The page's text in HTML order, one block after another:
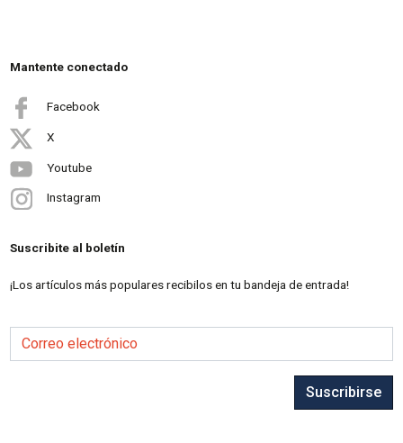
Mantente conectado
Facebook
X
Youtube
Instagram
Suscribite al boletín
¡Los artículos más populares recibilos en tu bandeja de entrada!
Correo electrónico
Suscribirse